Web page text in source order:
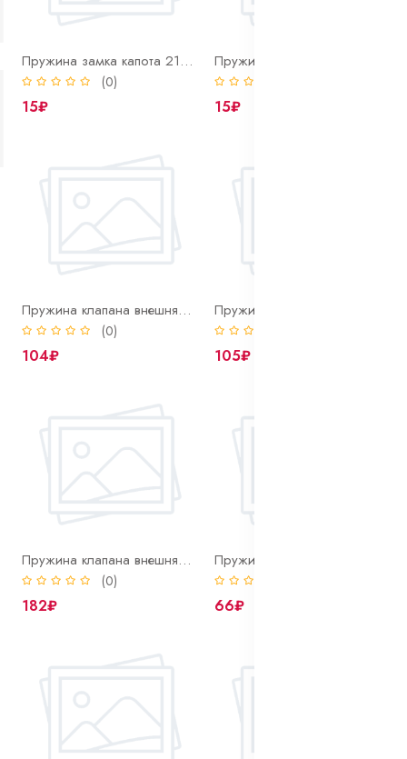
Пружина замка капота 2110-2112,1111
(0)
15₽ 15₽
Пружина клапана внешняя 2101
(0)
104₽ 105₽
Пружина клапана внешняя автомобиля кам.а.з
(0)
182₽ 66₽